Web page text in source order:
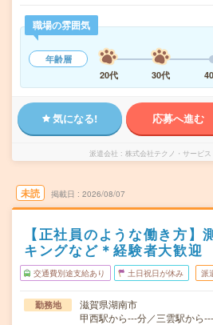
職場の雰囲気
年齢層
20代
30代
気になる! 応募へ進む
派遣会社 株式会社テクノ・サービス
未読 掲載日 2026/08/07
【正社員のような働き方】
キングなど＊経験者大歓迎
交通費別途支給あり 土日祝日が休み 派
勤務地
滋賀県湖南市
甲西駅から---分／三雲駅から